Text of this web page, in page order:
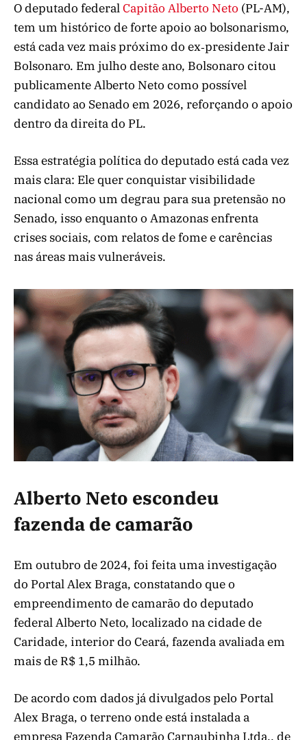
O deputado federalCapitão Alberto Neto (PL-AM),
tem um histórico de forte apoio ao bolsonarismo,
está cada vez mais próximo do ex‑presidente Jair
Bolsonaro. Em julho deste ano, Bolsonaro citou
publicamente Alberto Neto como possível
candidato ao Senado em 2026, reforçando o apoio
dentro da direita do PL.
Essa estratégia política do deputado está cada vez
mais clara: Ele quer conquistar visibilidade
nacional como um degrau para sua pretensão no
Senado, isso enquanto o Amazonas enfrenta
crises sociais, com relatos de fome e carências
nas áreas mais vulneráveis.
Alberto Neto escondeu
fazenda de camarão
Em outubro de 2024, foi feita uma investigação
do Portal Alex Braga, constatando que o
empreendimento de camarão do deputado
federal Alberto Neto, localizado na cidade de
Caridade, interior do Ceará, fazenda avaliada em
mais de R$ 1,5 milhão.
De acordo com dados já divulgados pelo Portal
Alex Braga, o terreno onde está instalada a
empresa Fazenda Camarão Carnaubinha Ltda., de